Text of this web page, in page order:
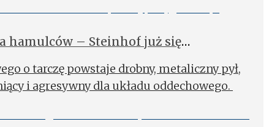
hamulców – Steinhof już się
o tarczę powstaje drobny, metaliczny pył,
i agresywny dla układu oddechowego.